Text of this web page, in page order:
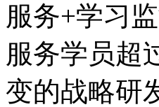
服务+学习
服务学员超
变的战略研